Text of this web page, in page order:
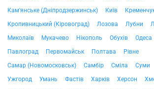
Кам'янське (Дніпродзержинськ)
Київ
Кропивницький (Кіровоград)
Лозова Лубни
Миколаїв
Мукачево Нікополь Обухів Одеса
Павлоград
Первомайськ Полтава
Рівне
Самар (Новомосковськ)
Самбір Сміла Суми
Ужгород
Умань Фастів Харків Херсон